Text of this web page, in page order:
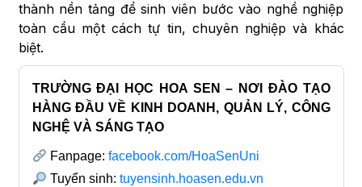
thành nền tảng để sinh viên bước vào nghề nghiệp
toàn cầu một cách tự tin, chuyên nghiệp và khác
biệt.
TRƯỜNG ĐẠI HỌC HOA SEN – NƠI ĐÀO TẠO
HÀNG ĐẦU VỀ KINH DOANH, QUẢN LÝ, CÔNG
NGHỆ VÀ SÁNG TẠO
Fanpage: facebook.com/HoaSenUni
Tuyển sinh: tuyensinh.hoasen.edu.vn